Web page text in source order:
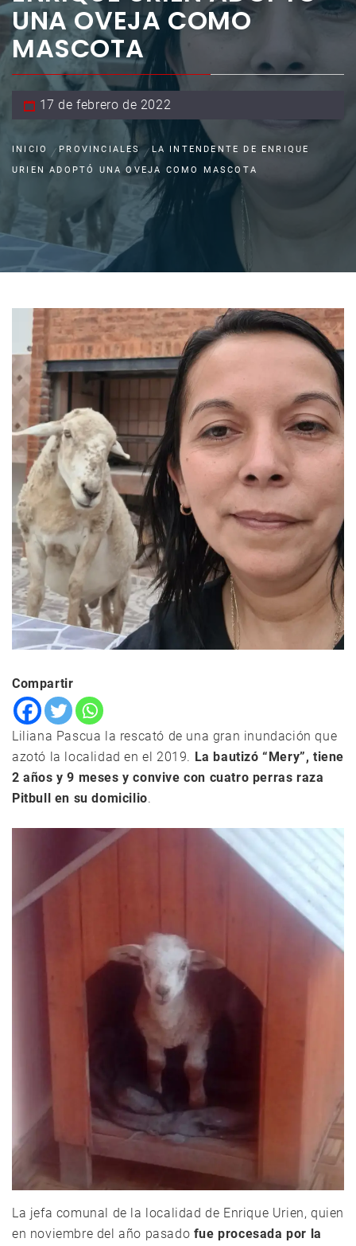
UNA OVEJA COMO
MASCOTA
17 de febrero de 2022
INICIO PROVINCIALES
LA INTENDENTE DE ENRIQUE
URIEN ADOPTÓ UNA OVEJA COMO MASCOTA
Compartir
Liliana Pascua la rescató de una gran inundación que
azotó la localidad en el 2019. La bautizó “Mery”, tiene
2 años y 9 meses y convive con cuatro perras raza
Pitbull en su domicilio.
La jefa comunal de la localidad de Enrique Urien, quien
en noviembre del año pasado fue procesada por la